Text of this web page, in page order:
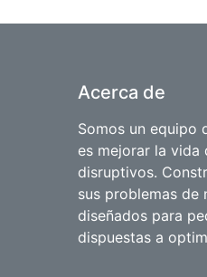
Acerca de
Somos un equipo
es mejorar la
disruptivos.
sus problemas de
diseñados para
dispuestas a